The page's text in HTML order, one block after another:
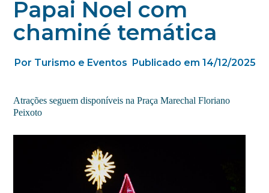
Papai Noel com
chaminé temática
Por Turismo e Eventos Publicado em 14/12/2025
Atrações seguem disponíveis na Praça Marechal Floriano
Peixoto